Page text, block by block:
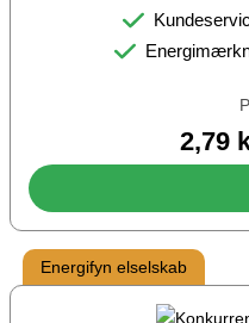
2,79
Energifyn elselskab